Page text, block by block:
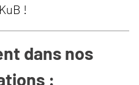
!
dans nos
: